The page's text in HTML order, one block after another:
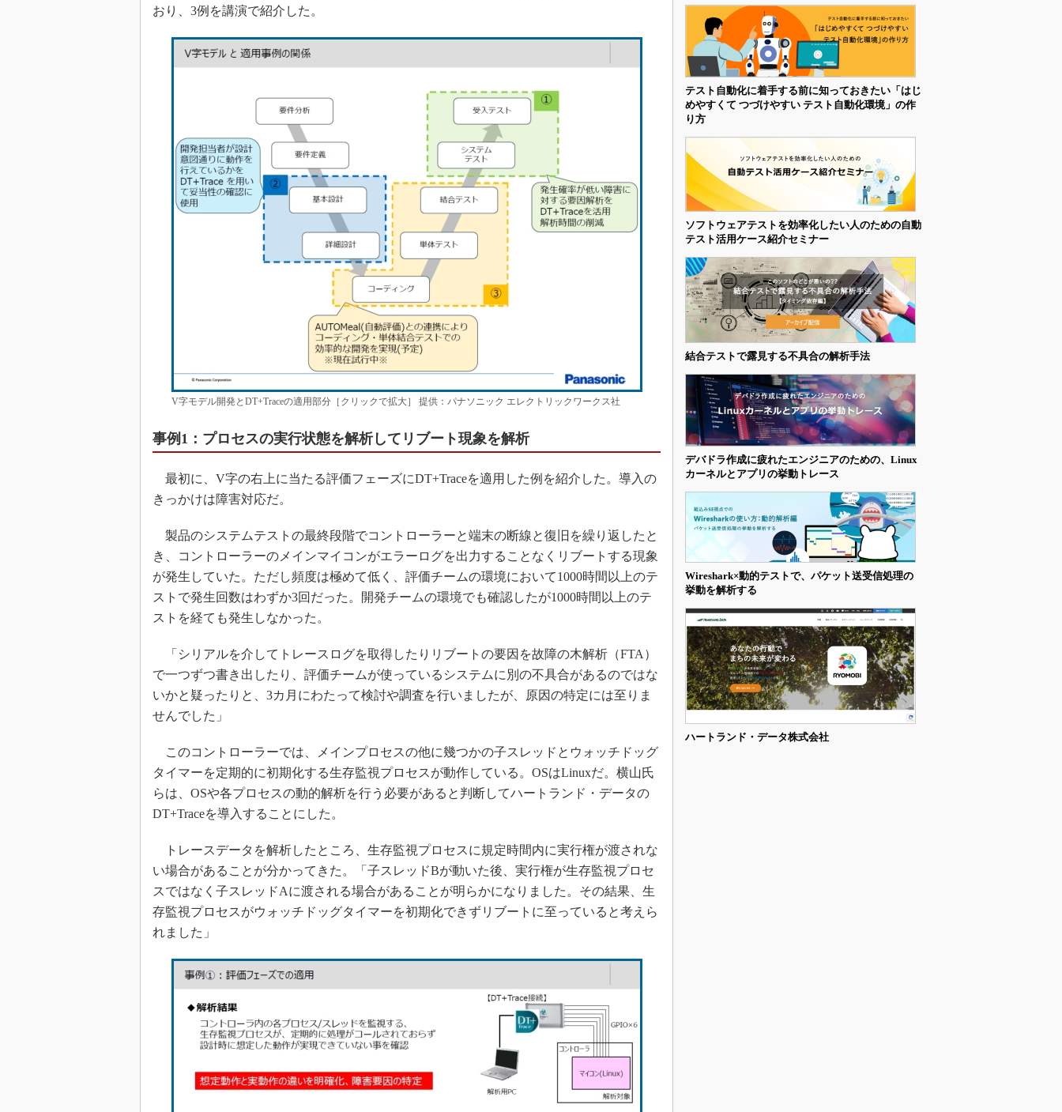
おり、3例を講演で紹介した。
V字モデル開発とDT+Traceの適用部分［クリックで拡大］ 提供：パナソニック エレクトリックワークス社
事例1：プロセスの実行状態を解析してリブート現象を解析
最初に、V字の右上に当たる評価フェーズにDT+Traceを適用した例を紹介した。導入の
きっかけは障害対応だ。
製品のシステムテストの最終段階でコントローラーと端末の断線と復旧を繰り返したと
き、コントローラーのメインマイコンがエラーログを出力することなくリブートする現象
が発生していた。ただし頻度は極めて低く、評価チームの環境において1000時間以上のテ
ストで発生回数はわずか3回だった。開発チームの環境でも確認したが1000時間以上のテ
ストを経ても発生しなかった。
「シリアルを介してトレースログを取得したりリブートの要因を故障の木解析（FTA）
で一つずつ書き出したり、評価チームが使っているシステムに別の不具合があるのではな
いかと疑ったりと、3カ月にわたって検討や調査を行いましたが、原因の特定には至りま
せんでした」
このコントローラーでは、メインプロセスの他に幾つかの子スレッドとウォッチドッグ
タイマーを定期的に初期化する生存監視プロセスが動作している。OSはLinuxだ。横山氏
らは、OSや各プロセスの動的解析を行う必要があると判断してハートランド・データの
DT+Traceを導入することにした。
トレースデータを解析したところ、生存監視プロセスに規定時間内に実行権が渡されな
い場合があることが分かってきた。「子スレッドBが動いた後、実行権が生存監視プロセ
スではなく子スレッドAに渡される場合があることが明らかになりました。その結果、生
存監視プロセスがウォッチドッグタイマーを初期化できずリブートに至っていると考えら
れました」
テスト自動化に着手する前に知っておきたい「はじ
めやすくて つづけやすい テスト自動化環境」の作
り方
ソフトウェアテストを効率化したい人のための自動
テスト活用ケース紹介セミナー
結合テストで露見する不具合の解析手法
デバドラ作成に疲れたエンジニアのための、Linux
カーネルとアプリの挙動トレース
Wireshark×動的テストで、パケット送受信処理の
挙動を解析する
ハートランド・データ株式会社